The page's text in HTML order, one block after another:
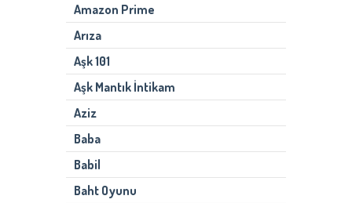
Amazon Prime
Arıza
Aşk 101
Aşk Mantık İntikam
Aziz
Baba
Babil
Baht Oyunu